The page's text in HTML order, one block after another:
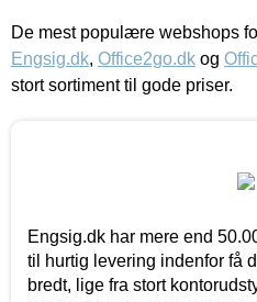
De mest populære webshops
Engsig.dk, Office2go.dk og
stort sortiment til gode priser.
Engsig.dk har mere end
til hurtig levering indenfor få
bredt, lige fra stort